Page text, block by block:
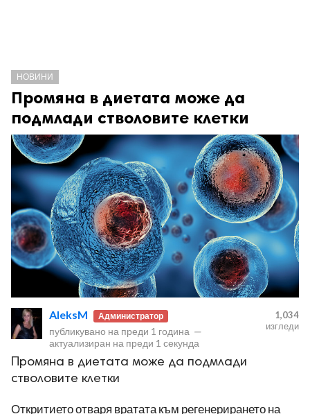
НОВИНИ
Промяна в диетата може да
подмлади стволовите клетки
AleksM Администратор
публикувано на преди 1 година —
актуализиран на преди 1 секунда
1,034
изгледи
Промяна в диетата може да подмлади
стволовите клетки
Откритието отваря вратата към регенерирането на